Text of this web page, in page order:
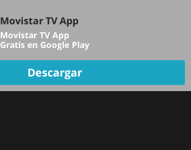
TV EN VIVO
Movistar TV App
Movistar TV App
Gratis en Google Play
Descargar